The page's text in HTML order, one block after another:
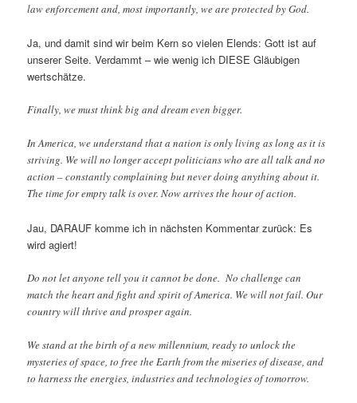
law enforcement and, most importantly, we are protected by God.
Ja, und damit sind wir beim Kern so vielen Elends: Gott ist auf
unserer Seite. Verdammt – wie wenig ich DIESE Gläubigen
wertschätze.
Finally, we must think big and dream even bigger.
In America, we understand that a nation is only living as long as it is
striving. We will no longer accept politicians who are all talk and no
action – constantly complaining but never doing anything about it.
The time for empty talk is over. Now arrives the hour of action.
Jau, DARAUF komme ich in nächsten Kommentar zurück: Es
wird agiert!
Do not let anyone tell you it cannot be done. No challenge can
match the heart and fight and spirit of America. We will not fail. Our
country will thrive and prosper again.
We stand at the birth of a new millennium, ready to unlock the
mysteries of space, to free the Earth from the miseries of disease, and
to harness the energies, industries and technologies of tomorrow.